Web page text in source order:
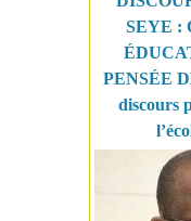
SEYE :
PENSÉE
discours